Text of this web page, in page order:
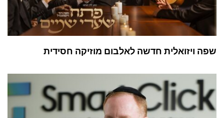
שפה ויזואלית חדשה לאלבום מוזיקה חסידית